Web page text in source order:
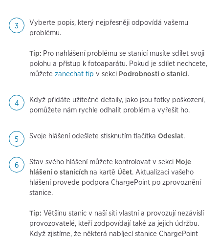
Vyberte popis, který nejpřesněji odpovídá vašemu
problému.
Tip: Pro nahlášení problému se stanicí musíte sdílet svoji
polohu a přístup k fotoaparátu. Pokud je sdílet nechcete,
můžete zanechat tip v sekci Podrobnosti o stanici.
Když přidáte užitečné detaily, jako jsou fotky poškození,
pomůžete nám rychle odhalit problém a vyřešit ho.
Svoje hlášení odešlete stisknutím tlačítka Odeslat.
Stav svého hlášení můžete kontrolovat v sekci Moje
hlášení o stanicích na kartě Účet. Aktualizaci vašeho
hlášení provede podpora ChargePoint po zprovoznění
stanice.
Tip: Většinu stanic v naší síti vlastní a provozují nezávislí
provozovatelé, kteří zodpovídají také za jejich údržbu.
Když zjistíme, že některá nabíjecí stanice ChargePoint